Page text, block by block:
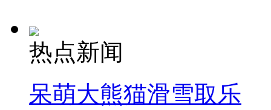
热点新闻
呆萌大熊猫滑雪取乐